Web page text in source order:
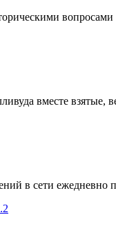
вместе
в сети